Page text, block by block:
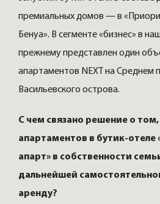
премиальных домов — в
Бенуа». В сегменте «бизнес» в
прежнему представлен один
апартаментов NEXT на Среднем
Васильевского острова.
С чем связано решение о
апартаментов в бутик-отеле
апарт» в собственности
дальнейшей
аренду?